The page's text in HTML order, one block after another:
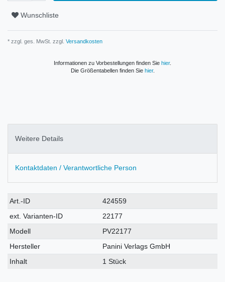
Wunschliste
* zzgl. ges. MwSt. zzgl. Versandkosten
Informationen zu Vorbestellungen finden Sie hier.
Die Größentabellen finden Sie hier.
Weitere Details
Kontaktdaten / Verantwortliche Person
Technisches
Merkmal
Wert
Art.-ID
424559
ext. Varianten-ID
22177
Modell
PV22177
Hersteller
Panini Verlags GmbH
Inhalt
1 Stück